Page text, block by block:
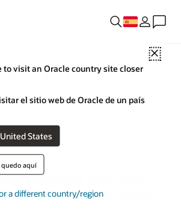
Close
to visit an Oracle country site closer
el sitio web de Oracle de un país
States
quedo aquí
a different country/region
es la
2020
en la nube
los centros de datos